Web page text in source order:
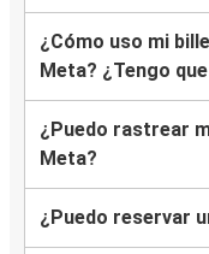
¿Cómo uso mi
Meta? ¿Tengo
¿Puedo rastrear
Meta?
¿Puedo reservar